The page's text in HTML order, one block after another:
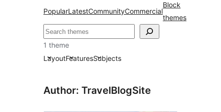
PopularLatestCommunityCommercial
Block
themes
Buscar
1 theme
LayoutFeaturesSubjects
Author: TravelBlogSite